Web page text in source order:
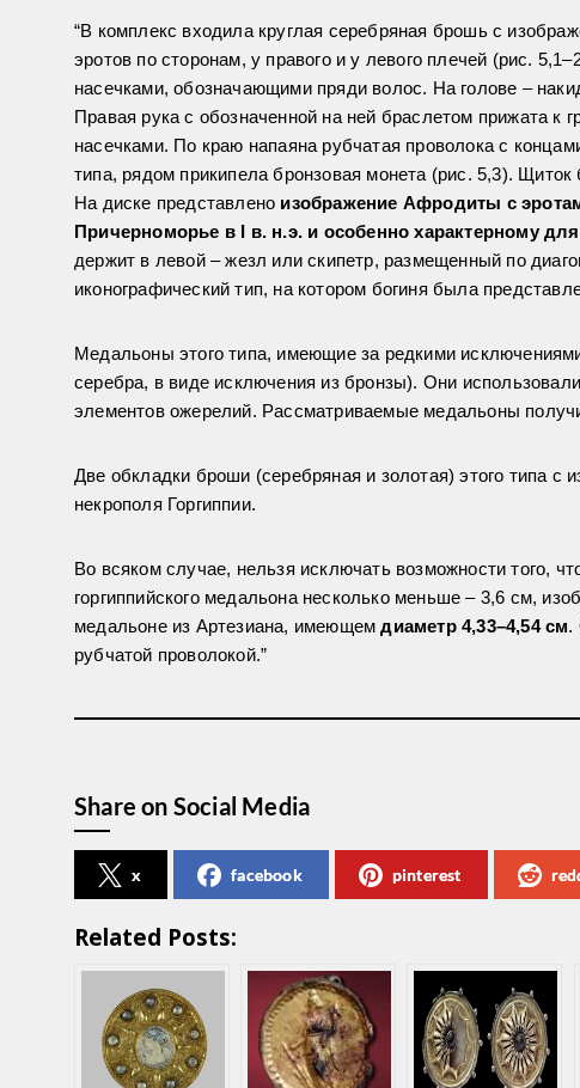
“В комплекс входила круглая серебряная брошь с
эротов по сторонам, у правого и у левого плечей (рис.
насечками, обозначающими пряди волос. На голове –
Правая рука с обозначенной на ней браслетом прижата к
насечками. По краю напаяна рубчатая проволока с
типа, рядом прикипела бронзовая монета (рис. 5,3).
На диске представлено изображение Афродиты с
Причерноморье в I в. н.э. и особенно характерному для
держит в левой – жезл или скипетр, размещенный по
иконографический тип, на котором богиня была
Медальоны этого типа, имеющие за редкими
серебра, в виде исключения из бронзы). Они
элементов ожерелий. Рассматриваемые медальоны
Две обкладки броши (серебряная и золотая) этого типа c
некрополя Горгиппии.
Во всяком случае, нельзя исключать возможности того,
горгиппийского медальона несколько меньше – 3,6 см,
медальоне из Артезиана, имеющемдиаметр 4,33–4,54 см.
рубчатой проволокой.”
Share on Social Media
x facebook pinterest
Related Posts: